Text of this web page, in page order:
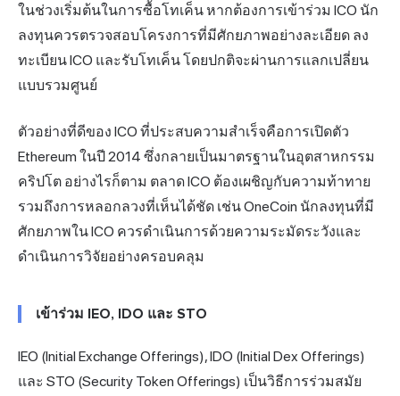
ในช่วงเริ่มต้นในการซื้อโทเค็น หากต้องการเข้าร่วม ICO นัก
ลงทุนควรตรวจสอบโครงการที่มีศักยภาพอย่างละเอียด ลง
ทะเบียน ICO และรับโทเค็น โดยปกติจะผ่านการแลกเปลี่ยน
แบบรวมศูนย์
ตัวอย่างที่ดีของ ICO ที่ประสบความสำเร็จคือการเปิดตัว
Ethereum ในปี 2014 ซึ่งกลายเป็นมาตรฐานในอุตสาหกรรม
คริปโต อย่างไรก็ตาม ตลาด ICO ต้องเผชิญกับความท้าทาย
รวมถึงการหลอกลวงที่เห็นได้ชัด เช่น OneCoin นักลงทุนที่มี
ศักยภาพใน ICO ควรดำเนินการด้วยความระมัดระวังและ
ดำเนินการวิจัยอย่างครอบคลุม
เข้าร่วม IEO, IDO และ STO
IEO (Initial Exchange Offerings), IDO (Initial Dex Offerings)
และ STO (Security Token Offerings) เป็นวิธีการร่วมสมัย